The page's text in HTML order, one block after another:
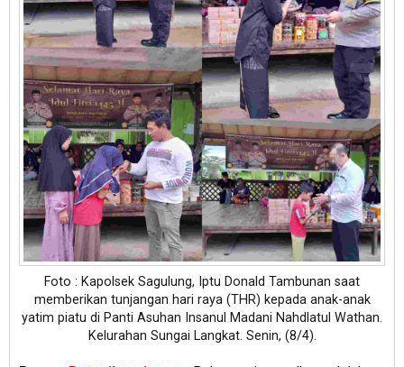
Foto : Kapolsek Sagulung, Iptu Donald Tambunan saat
memberikan tunjangan hari raya (THR) kepada anak-anak
yatim piatu di Panti Asuhan Insanul Madani Nahdlatul Wathan.
Kelurahan Sungai Langkat. Senin, (8/4).